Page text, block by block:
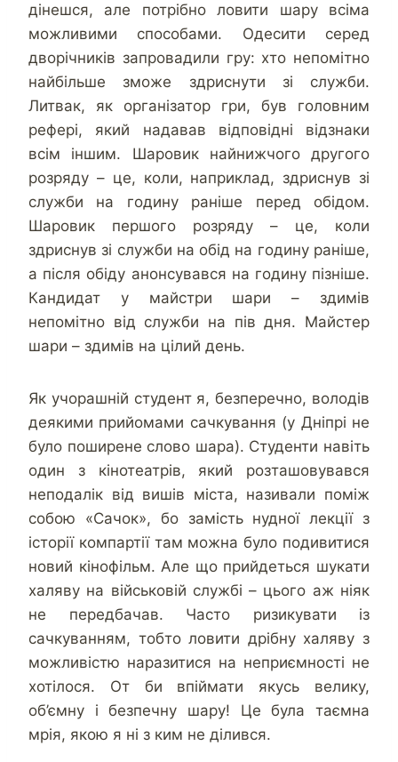
дінешся, але потрібно ловити шару всіма
можливими способами. Одесити серед
дворічників запровадили гру: хто непомітно
найбільше зможе здриснути зі служби.
Литвак, як організатор гри, був головним
рефері, який надавав відповідні відзнаки
всім іншим. Шаровик найнижчого другого
розряду – це, коли, наприклад, здриснув зі
служби на годину раніше перед обідом.
Шаровик першого розряду – це, коли
здриснув зі служби на обід на годину раніше,
а після обіду анонсувався на годину пізніше.
Кандидат у майстри шари – здимів
непомітно від служби на пів дня. Майстер
шари – здимів на цілий день.
Як учорашній студент я, безперечно, володів
деякими прийомами сачкування (у Дніпрі не
було поширене слово шара). Студенти навіть
один з кінотеатрів, який розташовувався
неподалік від вишів міста, називали поміж
собою «Сачок», бо замість нудної лекції з
історії компартії там можна було подивитися
новий кінофільм. Але що прийдеться шукати
халяву на військовій службі – цього аж ніяк
не передбачав. Часто ризикувати із
сачкуванням, тобто ловити дрібну халяву з
можливістю наразитися на неприємності не
хотілося. От би впіймати якусь велику,
об’ємну і безпечну шару! Це була таємна
мрія, якою я ні з ким не ділився.